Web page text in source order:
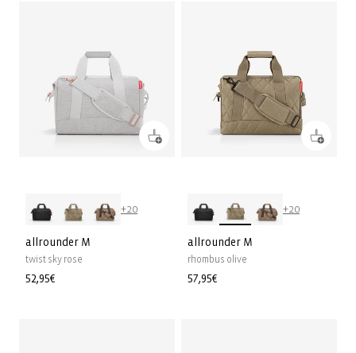
+20
allrounder M
twist sky rose
Prix
52,95€
+20
allrounder M
rhombus olive
Prix
57,95€